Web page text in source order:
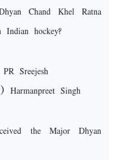
Chand Khel Ratna
hockey?
Singh
the Major Dhyan